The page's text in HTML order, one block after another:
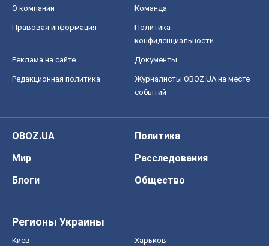
О компании Команда
Правовая информация
Политика
конфиденциальности
Реклама на сайте Документы
Редакционная политика
Журналисты OBOZ.UA на месте
событий
OBOZ.UA
Политика
Мир
Расследования
Блоги
Общество
Регионы Украины
Киев Харьков